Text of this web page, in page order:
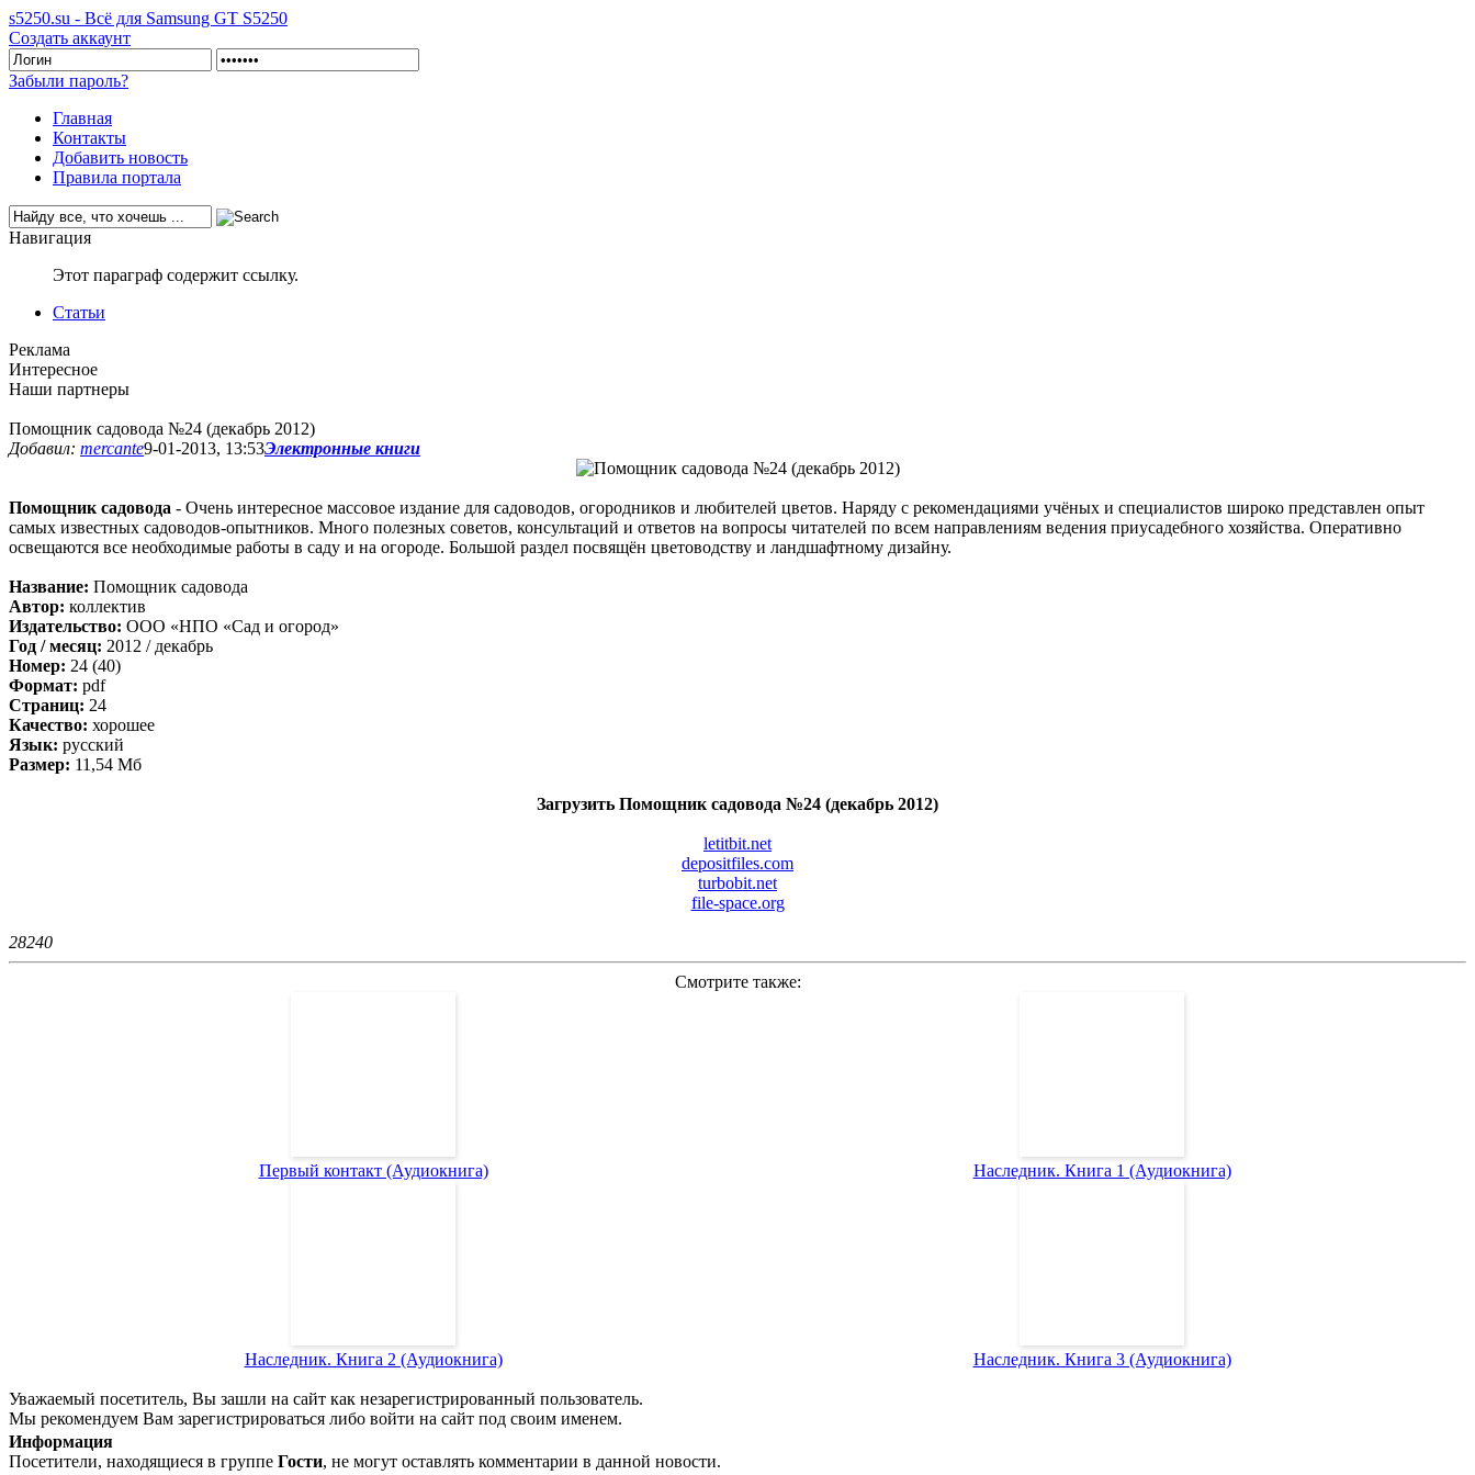
s5250.su - Всё для Samsung GT S5250
Создать аккаунт
Забыли пароль?
Главная
Контакты
Добавить новость
Правила портала
Навигация
Этот параграф содержит ссылку.
Статьи
Реклама
Интересное
Наши партнеры
Помощник садовода №24 (декабрь 2012)
Добавил: mercante9-01-2013, 13:53Электронные книги
Помощник садовода - Очень интересное массовое издание для садоводов, огородников и любителей цветов. Наряду с рекомендациями учёных и специалистов широко представлен опыт
самых известных садоводов-опытников. Много полезных советов, консультаций и ответов на вопросы читателей по всем направлениям ведения приусадебного хозяйства. Оперативно
освещаются все необходимые работы в саду и на огороде. Большой раздел посвящён цветоводству и ландшафтному дизайну.
Название: Помощник садовода
Автор: коллектив
Издательство: ООО «НПО «Сад и огород»
Год / месяц: 2012 / декабрь
Номер: 24 (40)
Формат: pdf
Страниц: 24
Качество: хорошее
Язык: русский
Размер: 11,54 Мб
Загрузить Помощник садовода №24 (декабрь 2012)
letitbit.net
depositfiles.com
turbobit.net
file-space.org
28240
Смотрите также:
Первый контакт (Аудиокнига) Наследник. Книга 1 (Аудиокнига)
Наследник. Книга 2 (Аудиокнига) Наследник. Книга 3 (Аудиокнига)
Уважаемый посетитель, Вы зашли на сайт как незарегистрированный пользователь.
Мы рекомендуем Вам зарегистрироваться либо войти на сайт под своим именем.
Информация
Посетители, находящиеся в группе Гости, не могут оставлять комментарии в данной новости.